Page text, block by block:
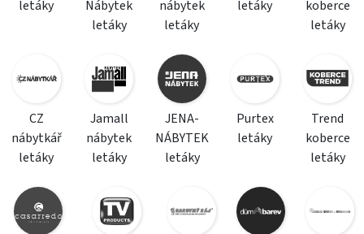
letáky
Nábytek
letáky
nábytek
letáky
letáky
koberce
letáky
CZ
nábytkář
letáky
Jamall
nábytek
letáky
JENA-
NÁBYTEK
letáky
Purtex
letáky
Trend
koberce
letáky